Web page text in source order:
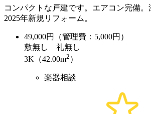
コンパクトな戸建です。エアコン完備。
2025年新規リフォーム。
49,000円（管理費：5,000円）
敷無し 礼無し
3K（42.00m2 ）
楽器相談